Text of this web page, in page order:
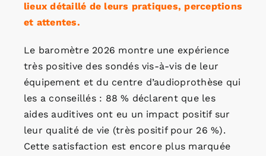
lieux détaillé de leurs pratiques, perceptions
et attentes.
Le baromètre 2026 montre une expérience
très positive des sondés vis-à-vis de leur
équipement et du centre d’audioprothèse qui
les a conseillés : 88 % déclarent que les
aides auditives ont eu un impact positif sur
leur qualité de vie (très positif pour 26 %).
Cette satisfaction est encore plus marquée